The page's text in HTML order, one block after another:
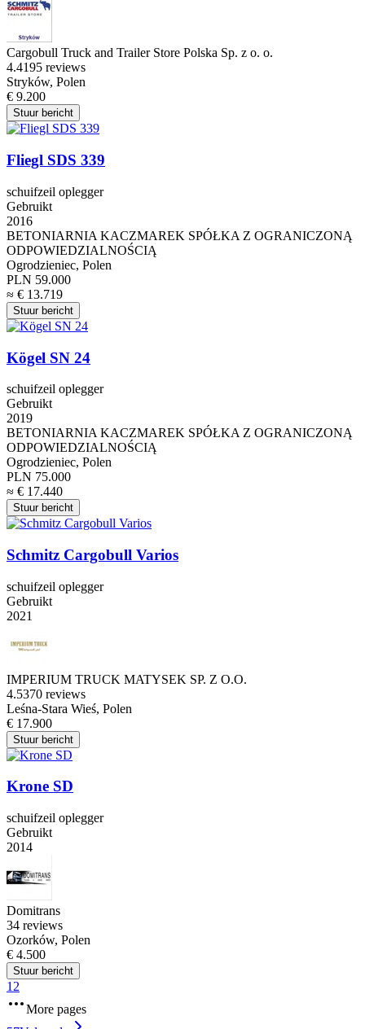
Cargobull Truck and Trailer Store Polska Sp. z o. o.
4.4195 reviews
Stryków, Polen
€ 9.200
Stuur bericht
Fliegl SDS 339
schuifzeil oplegger
Gebruikt
2016
BETONIARNIA KACZMAREK SPÓŁKA Z OGRANICZONĄ
ODPOWIEDZIALNOŚCIĄ
Ogrodzieniec, Polen
PLN 59.000
≈ € 13.719
Stuur bericht
Kögel SN 24
schuifzeil oplegger
Gebruikt
2019
BETONIARNIA KACZMAREK SPÓŁKA Z OGRANICZONĄ
ODPOWIEDZIALNOŚCIĄ
Ogrodzieniec, Polen
PLN 75.000
≈ € 17.440
Stuur bericht
Schmitz Cargobull Varios
schuifzeil oplegger
Gebruikt
2021
IMPERIUM TRUCK MATYSEK SP. Z O.O.
4.5370 reviews
Leśna-Stara Wieś, Polen
€ 17.900
Stuur bericht
Krone SD
schuifzeil oplegger
Gebruikt
2014
Domitrans
34 reviews
Ozorków, Polen
€ 4.500
Stuur bericht
1 2
More pages